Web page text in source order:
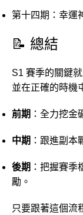
第十四期：幸運
📝 總結
S1 賽季的關鍵
並在正確的時機
前期 ：全力挖金
中期 ：跟進副本
後期 ：把握賽
勵。
只要跟著這個流